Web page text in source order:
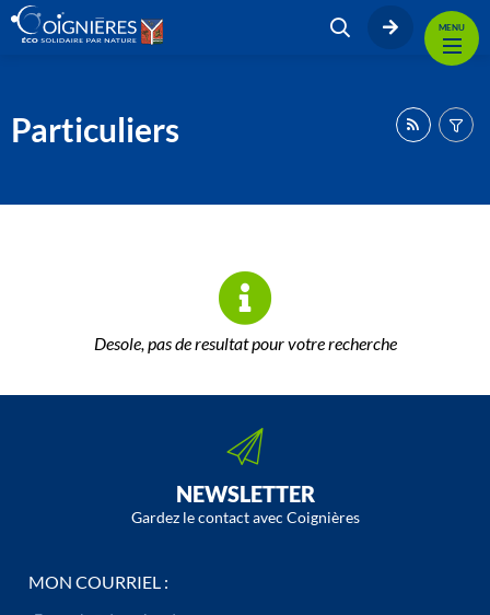
MENU
Particuliers
Desole, pas de resultat pour votre recherche
NEWSLETTER
Gardez le contact avec Coignières
MON COURRIEL :